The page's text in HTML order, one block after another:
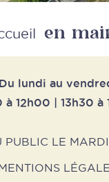
Retour
en
Du lundi au
à 12h00 | 13h30 à
PUBLIC LE